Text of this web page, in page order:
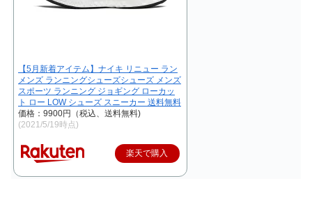
【5月新着アイテム】ナイキ リニュー ラン
メンズ ランニングシューズシューズ メンズ
スポーツ ランニング ジョギング ローカッ
ト ロー LOW シューズ スニーカー 送料無料
価格：9900円（税込、送料無料)
(2021/5/19時点)
楽天で購入